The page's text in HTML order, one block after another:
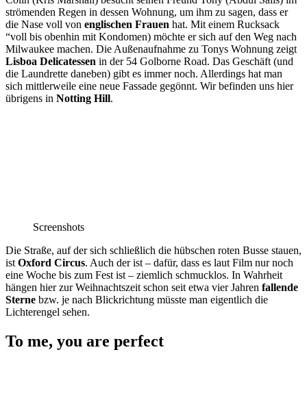
strömenden Regen in dessen Wohnung, um ihm zu sagen, dass er
die Nase voll von englischen Frauen hat. Mit einem Rucksack
“voll bis obenhin mit Kondomen) möchte er sich auf den Weg nach
Milwaukee machen. Die Außenaufnahme zu Tonys Wohnung zeigt
Lisboa Delicatessen in der 54 Golborne Road. Das Geschäft (und
die Laundrette daneben) gibt es immer noch. Allerdings hat man
sich mittlerweile eine neue Fassade gegönnt. Wir befinden uns hier
übrigens in Notting Hill.
Screenshots
Die Straße, auf der sich schließlich die hübschen roten Busse stauen,
ist Oxford Circus. Auch der ist – dafür, dass es laut Film nur noch
eine Woche bis zum Fest ist – ziemlich schmucklos. In Wahrheit
hängen hier zur Weihnachtszeit schon seit etwa vier Jahren fallende
Sterne bzw. je nach Blickrichtung müsste man eigentlich die
Lichterengel sehen.
To me, you are perfect